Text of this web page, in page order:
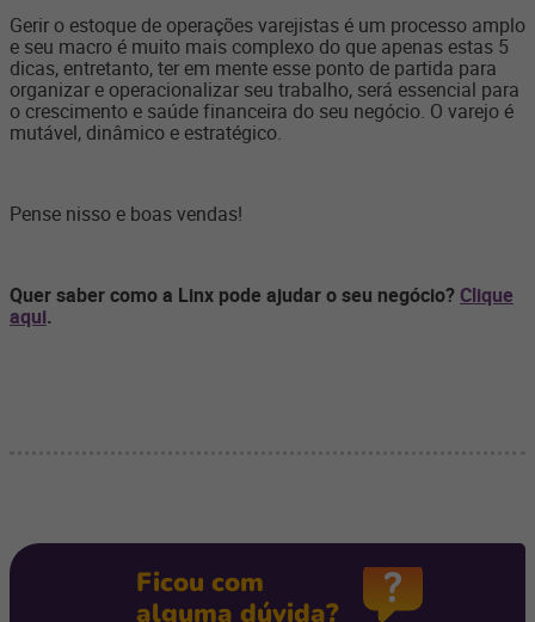
Gerir o estoque de operações varejistas é um processo amplo
e seu macro é muito mais complexo do que apenas estas 5
dicas, entretanto, ter em mente esse ponto de partida para
organizar e operacionalizar seu trabalho, será essencial para
o crescimento e saúde financeira do seu negócio. O varejo é
mutável, dinâmico e estratégico.
Pense nisso e boas vendas!
Quer saber como a Linx pode ajudar o seu negócio? Clique
aqui.
Ficou com
alguma dúvida?